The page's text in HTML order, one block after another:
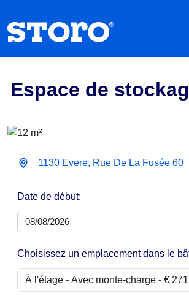
Espace de
1130 Evere, Rue De La Fusée 60
Date de début:
Choisissez un emplacement dans le